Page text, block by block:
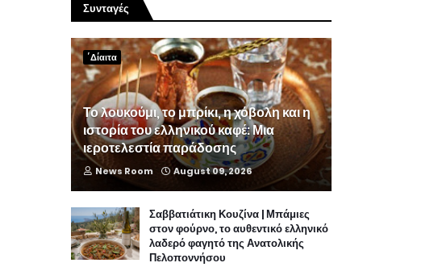
Συνταγές
΄Δίαιτα
Το λουκούμι, το μπρίκι, η χόβολη και η
ιστορία του ελληνικού καφέ: Μια
ιεροτελεστία παράδοσης
News Room August 09, 2026
Σαββατιάτικη Κουζίνα | Μπάμιες
στον φούρνο, το αυθεντικό ελληνικό
λαδερό φαγητό της Ανατολικής
Πελοποννήσου